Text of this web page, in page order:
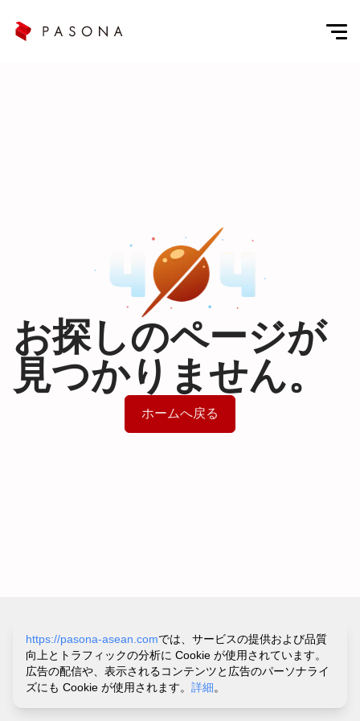
https://pasona-asean.comでは、サービスの提供および品質
向上とトラフィックの分析に Cookie が使用されています。
広告の配信や、表示されるコンテンツと広告のパーソナライ
ズにも Cookie が使用されます。 詳細。
お探しのページが
見つかりません。
ホームへ戻る
サイトポリシー&プライバシーポリシー
利用規約
お問い合わせ・ヘルプ
© PASONA VIETNAM CO.,LTD.